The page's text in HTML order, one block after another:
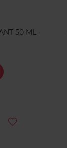
50 ML